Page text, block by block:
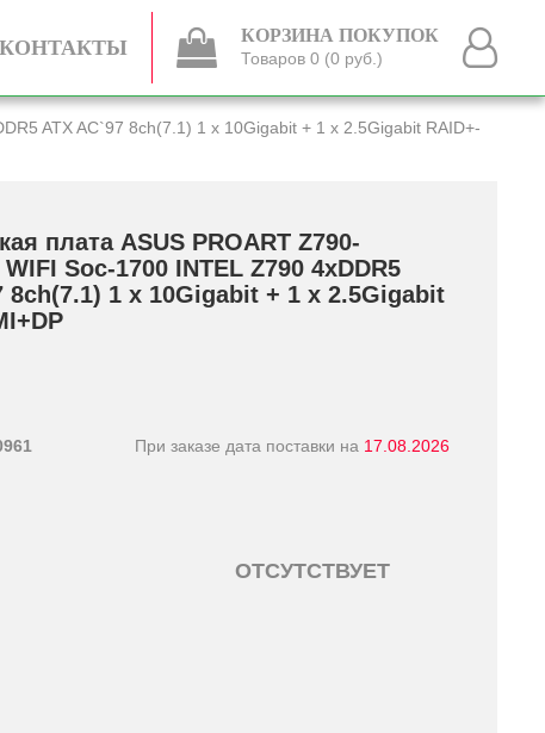
КОНТАКТЫ КОРЗИНА ПОКУПОК
Товаров 0 (0 руб.)
ATX AC`97 8ch(7.1) 1 x 10Gigabit +­ 1 x 2.5Gigabit RAID+­
плата ASUS PROART Z790-
WIFI Soc-1700 INTEL Z790 4xDDR5
8ch(7.1) 1 x 10Gigabit +­ 1 x 2.5Gigabit
При заказе дата поставки на 17.08.2026
ОТСУТСТВУЕТ